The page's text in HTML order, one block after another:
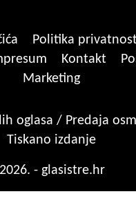
Politika
Kontakt
Marketing
oglasa / Predaja
Tiskano izdanje
2026. - glasistre.hr